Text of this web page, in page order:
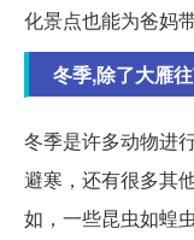
化景点也能为爸妈
冬季,除了大雁
冬季是许多动物进
避寒，还有很多其
如，一些昆虫如蝗